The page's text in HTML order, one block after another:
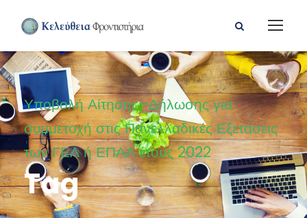
Υποβολή Αίτησης–Δήλωσης για
συμμετοχή στις Πανελλαδικές Εξετάσεις
των ΓΕΛ ή ΕΠΑΛ έτους 2022
Tag